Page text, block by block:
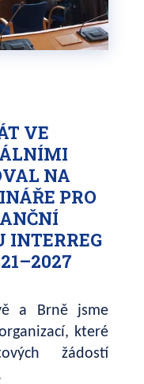
VE
NA
PRO
INTERREG
a Brně jsme
které
žádostí